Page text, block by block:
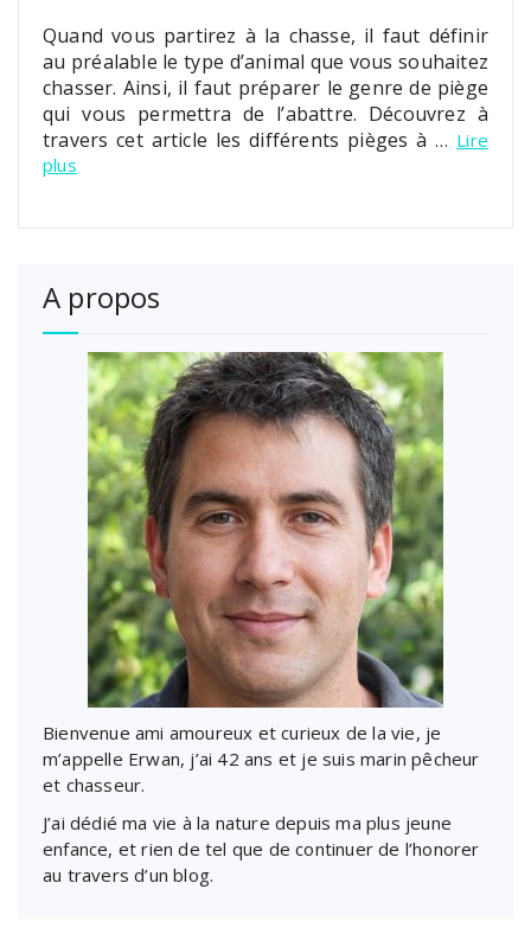
Quand vous partirez à la chasse, il faut définir
au préalable le type d’animal que vous souhaitez
chasser. Ainsi, il faut préparer le genre de piège
qui vous permettra de l’abattre. Découvrez à
travers cet article les différents pièges à… Lire
plus
A propos
Bienvenue ami amoureux et curieux de la vie, je
m’appelle Erwan, j’ai 42 ans et je suis marin pêcheur
et chasseur.
J’ai dédié ma vie à la nature depuis ma plus jeune
enfance, et rien de tel que de continuer de l’honorer
au travers d’un blog.